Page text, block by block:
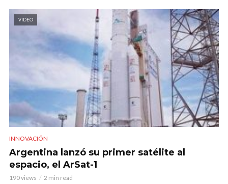
VIDEO
INNOVACIÓN
Argentina lanzó su primer satélite al
espacio, el ArSat-1
190 views 2 min read